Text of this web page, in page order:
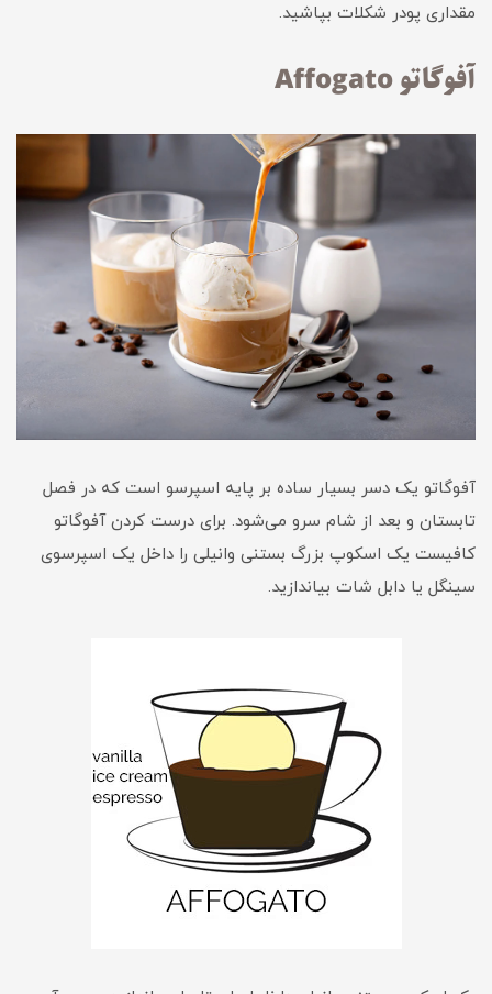
مقداری پودر شکلات بپاشید.
آفوگاتو Affogato
آفوگاتو یک دسر بسیار ساده بر پایه اسپرسو است که در فصل
تابستان و بعد از شام سرو می‌شود. برای درست کردن آفوگاتو
کافیست یک اسکوپ بزرگ بستنی وانیلی را داخل یک اسپرسوی
سینگل یا دابل شات بیاندازید.